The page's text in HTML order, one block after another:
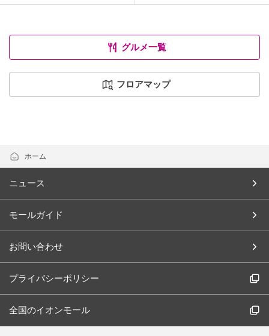
グルメ一覧
フロアマップ
ホーム
ニュース
モールガイド
お問い合わせ
プライバシーポリシー
全国のイオンモール